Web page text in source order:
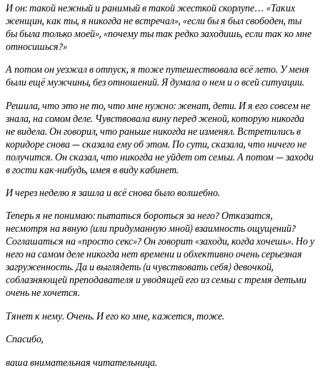
И он: такой нежный и ранимый в такой жесткой скорлупе… «Таких
женщин, как ты, я никогда не встречал», «если бы я был свободен, ты
бы была только моей», «почему ты так редко заходишь, если так ко мне
относишься?»
А потом он уезжал в отпуск, я тоже путешествовала всё лето. У меня
были ещё мужчины, без отношений. Я думала о нем и о всей ситуации.
Решила, что это не то, что мне нужно: женат, дети. И я его совсем не
знала, на сомом деле. Чувствовала вину перед женой, которую никогда
не видела. Он говорил, что раньше никогда не изменял. Встретились в
коридоре снова — сказала ему об этом. По сути, сказала, что ничего не
получится. Он сказал, что никогда не уйдет от семьи. А потом — заходи
в гости как-нибудь, имея в виду кабинет.
И через неделю я зашла и всё снова было волшебно.
Теперь я не понимаю: пытаться бороться за него? Отказатся,
несмотря на явную (или придуманную мной) взаимность ощущений?
Соглашаться на «просто секс»? Он говорит «заходи, когда хочешь». Но у
него на самом деле никогда нет времени и обхективно очень серьезная
загруженность. Да и выглядеть (и чувствовать себя) девочкой,
соблазняющей преподавателя и уводящей его из семьи с тремя детьми
очень не хочется.
Тянет к нему. Очень. И его ко мне, кажется, тоже.
Спасибо,
ваша внимательная читательница.